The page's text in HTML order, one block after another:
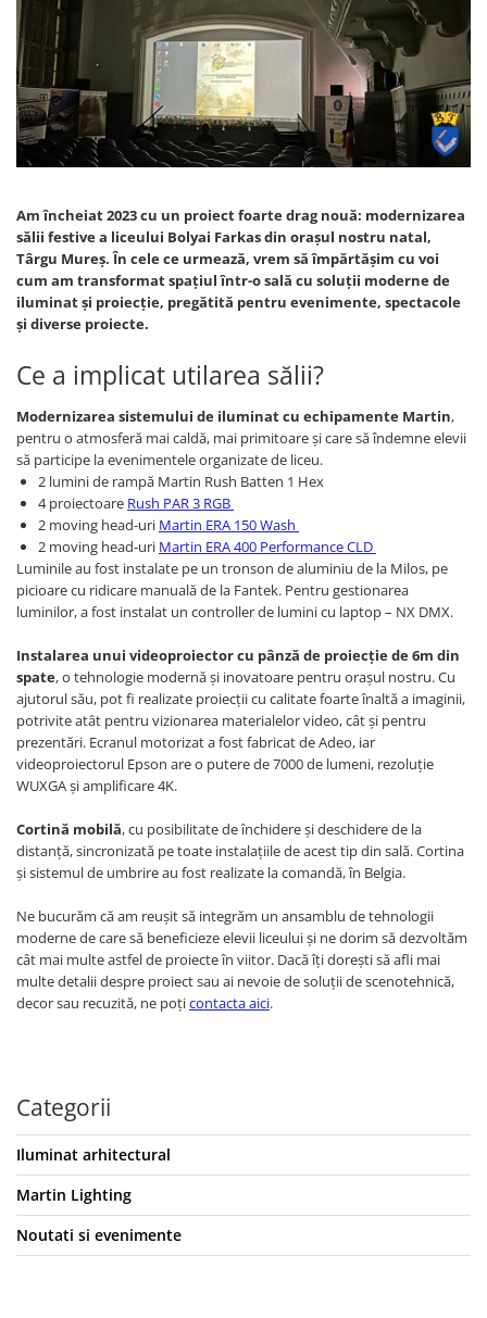
Accesorii Generale
Boxe
Accesorii pentru boxe
Boxe Active
Boxe Pasive
Monitoare de scena
Subwoofere Active
Subwoofere Pasive
Cabluri si conectori
Accesorii pt. Cabluri
Cabluri Audio cu Conectori
Cabluri la metru
Conectori Audio
Stage Box Multicore
Casti
Casti cu fir
Casti fara fir
DI Box
Interfete audio
Microfoane
Accesorii pentru Microfoane
Headset-uri si lavaliere
Microfoane cu fir pentru live
Microfoane de captura
Microfoane USB - Podcast, Gaming
Seturi de microfoane
Sisteme wireless
Mixere
Accesorii mixere
Mixere analogice
Mixere digitale
Stative pentru Boxe
Stative pentru Microfoane
Moving head-uri – Spot
Proiectoare Lumini
Ventilatoare
Am încheiat 2023 cu un proiect foarte drag nouă: modernizarea
sălii festive a liceului Bolyai Farkas din orașul nostru natal,
Târgu Mureș. În cele ce urmează, vrem să împărtășim cu voi
cum am transformat spațiul într-o sală cu soluții moderne de
iluminat și proiecție, pregătită pentru evenimente, spectacole
și diverse proiecte.
Ce a implicat utilarea sălii?
Modernizarea sistemului de iluminat cu echipamente Martin,
pentru o atmosferă mai caldă, mai primitoare și care să îndemne elevii
să participe la evenimentele organizate de liceu.
2 lumini de rampă Martin Rush Batten 1 Hex
4 proiectoare Rush PAR 3 RGB
2 moving head-uri Martin ERA 150 Wash
2 moving head-uri Martin ERA 400 Performance CLD
Luminile au fost instalate pe un tronson de aluminiu de la Milos, pe
picioare cu ridicare manuală de la Fantek. Pentru gestionarea
luminilor, a fost instalat un controller de lumini cu laptop – NX DMX.
Instalarea unui videoproiector cu pânză de proiecție de 6m din
spate, o tehnologie modernă și inovatoare pentru orașul nostru. Cu
ajutorul său, pot fi realizate proiecții cu calitate foarte înaltă a imaginii,
potrivite atât pentru vizionarea materialelor video, cât și pentru
prezentări. Ecranul motorizat a fost fabricat de Adeo, iar
videoproiectorul Epson are o putere de 7000 de lumeni, rezoluție
WUXGA și amplificare 4K.
Cortină mobilă, cu posibilitate de închidere și deschidere de la
distanță, sincronizată pe toate instalațiile de acest tip din sală. Cortina
și sistemul de umbrire au fost realizate la comandă, în Belgia.
Ne bucurăm că am reușit să integrăm un ansamblu de tehnologii
moderne de care să beneficieze elevii liceului și ne dorim să dezvoltăm
cât mai multe astfel de proiecte în viitor. Dacă îți dorești să afli mai
multe detalii despre proiect sau ai nevoie de soluții de scenotehnică,
decor sau recuzită, ne poțicontacta aici.
Categorii
Iluminat arhitectural
Martin Lighting
Noutati si evenimente